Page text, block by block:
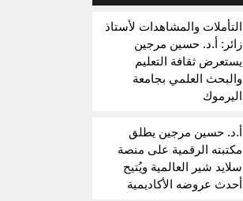
التأملات والمشاهدات لأستاذ
زائر: أ.د. حسين مرجين
يستعرض ثقافة التعليم
والبحث العلمي بجامعة
اليرموك
أ.د. حسين مرجين يطلق
مكتبته الرقمية على منصة
سلايد شير العالمية ويُتيح
أحدث عروضه الأكاديمية